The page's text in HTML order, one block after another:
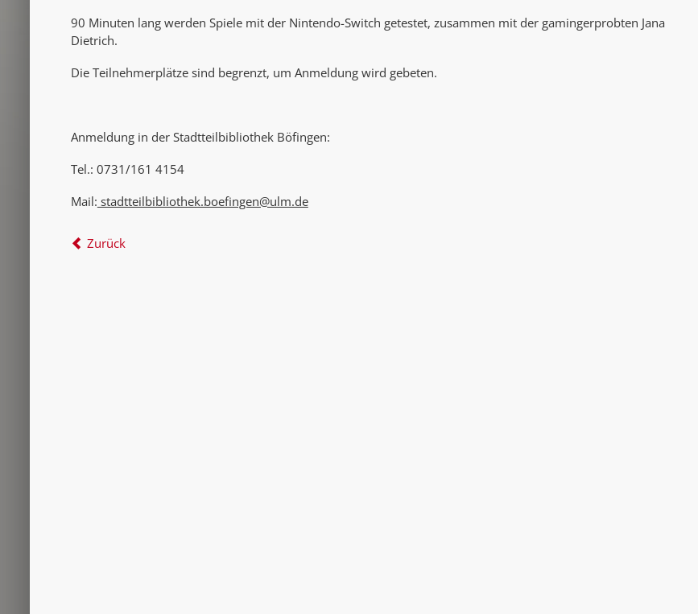
90 Minuten lang werden Spiele mit der Nintendo-Switch getestet, zusammen mit der gamingerprobten Jana
Dietrich.
Die Teilnehmerplätze sind begrenzt, um Anmeldung wird gebeten.
Anmeldung in der Stadtteilbibliothek Böfingen:
Tel.: 0731/161 4154
Mail: stadtteilbibliothek.boefingen@ulm.de
Zurück